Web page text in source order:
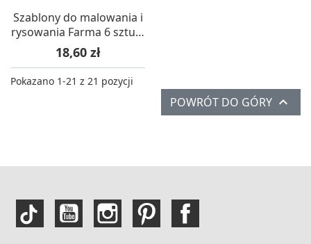
Szablony do malowania i
rysowania Farma 6 sztuk,
Graine Creative
Cena
18,60 zł
Pokazano 1-21 z 21 pozycji
POWRÓT DO GÓRY 